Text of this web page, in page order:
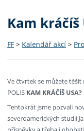
Kam kráčíš
FF > Kalendář akcí >
Ve čtvrtek se můžete
POLIS KAM KRÁČÍŠ USA?
Tentokrát jsme pozvali
severoamerických studií